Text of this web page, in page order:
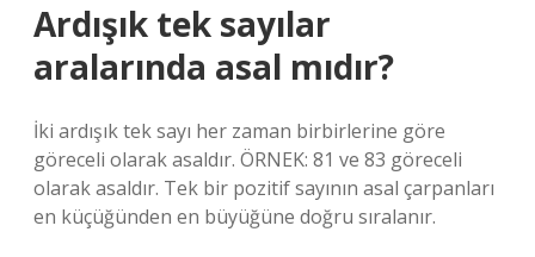
Ardışık tek sayılar
aralarında asal mıdır?
İki ardışık tek sayı her zaman birbirlerine göre
göreceli olarak asaldır. ÖRNEK: 81 ve 83 göreceli
olarak asaldır. Tek bir pozitif sayının asal çarpanları
en küçüğünden en büyüğüne doğru sıralanır.